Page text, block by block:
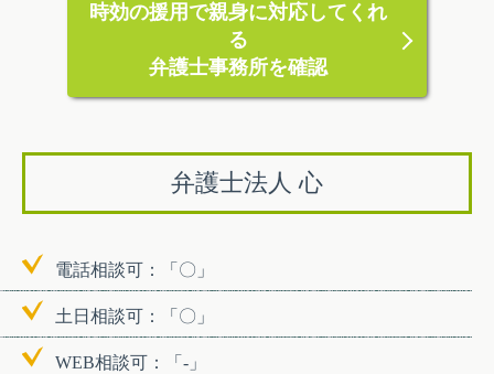
時効の援用で親身に対応してくれ
る
弁護士事務所を確認
弁護士法人 心
電話相談可：「〇」
土日相談可：「〇」
WEB相談可：「-」